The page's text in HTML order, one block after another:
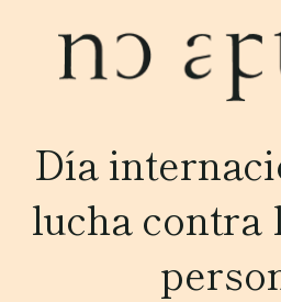
Día
lucha contra